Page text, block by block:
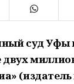
суд Уфы
(издатель